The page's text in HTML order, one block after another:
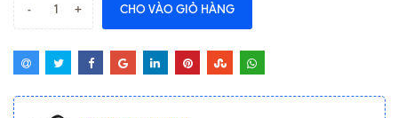
- + CHO VÀO GIỎ HÀNG